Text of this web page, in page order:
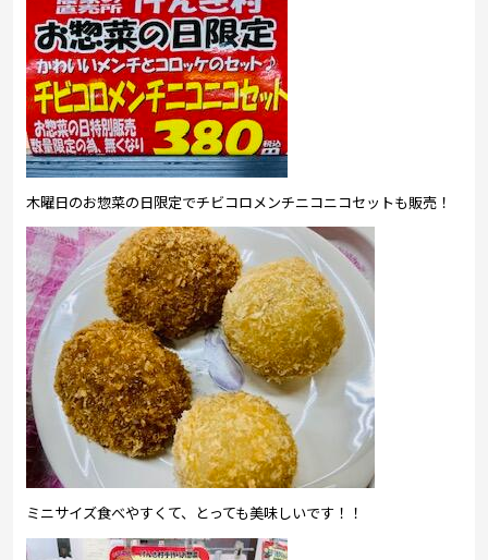
木曜日のお惣菜の日限定でチビコロメンチニコニコセットも販売！
ミニサイズ食べやすくて、とっても美味しいです！！